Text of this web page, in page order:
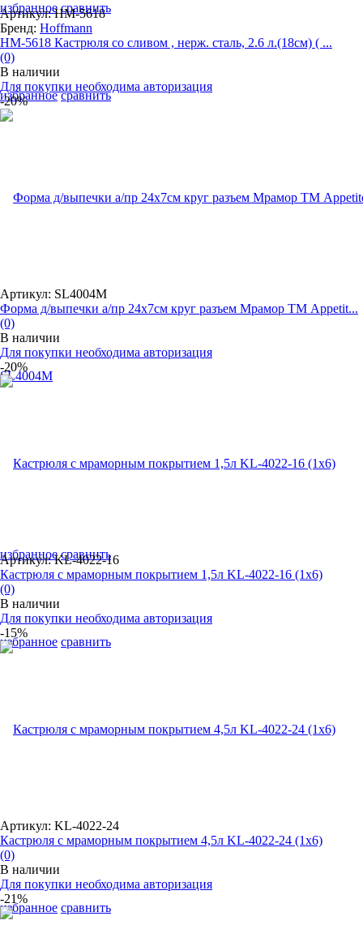
избранное сравнить
избранное сравнить
Артикул: HM-5618
Бренд: Hoffmann
HM-5618 Кастрюля со сливом , нерж. сталь, 2.6 л.(18см) ( ...
(0)
В наличии
Для покупки необходима авторизация
-20%
избранное сравнить
Артикул: SL4004М
Форма д/выпечки а/пр 24х7см круг разъем Мрамор ТМ Appetit...
(0)
В наличии
Для покупки необходима авторизация
-20%
избранное сравнить
Артикул: KL-4022-16
Кастрюля с мраморным покрытием 1,5л KL-4022-16 (1x6)
(0)
В наличии
Для покупки необходима авторизация
-15%
избранное сравнить
Артикул: KL-4022-24
Кастрюля с мраморным покрытием 4,5л KL-4022-24 (1x6)
(0)
В наличии
Для покупки необходима авторизация
-21%